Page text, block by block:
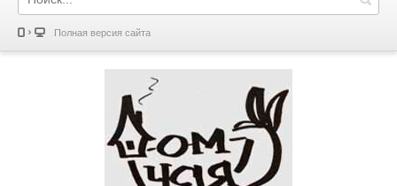
Полная версия сайта